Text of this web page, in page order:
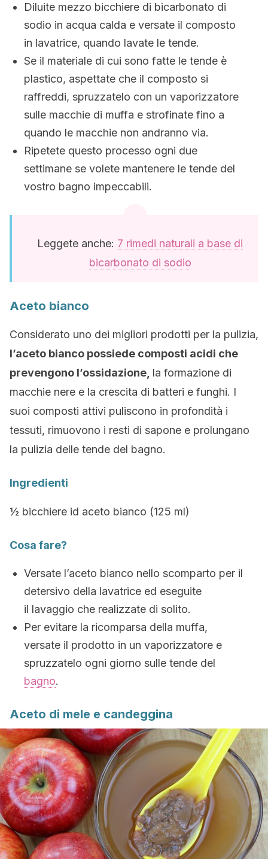
Diluite mezzo bicchiere di bicarbonato di
sodio in acqua calda e versate il composto
in lavatrice, quando lavate le tende.
Se il materiale di cui sono fatte le tende è
plastico, aspettate che il composto si
raffreddi, spruzzatelo con un vaporizzatore
sulle macchie di muffa e strofinate fino a
quando le macchie non andranno via.
Ripetete questo processo ogni due
settimane se volete mantenere le tende del
vostro bagno impeccabili.
Leggete anche: 7 rimedi naturali a base di
bicarbonato di sodio
Aceto bianco
Considerato uno dei migliori prodotti per la pulizia,
l’aceto bianco possiede composti acidi che
prevengono l’ossidazione, la formazione di
macchie nere e la crescita di batteri e funghi. I
suoi composti attivi puliscono in profondità i
tessuti, rimuovono i resti di sapone e prolungano
la pulizia delle tende del bagno.
Ingredienti
½ bicchiere id aceto bianco (125 ml)
Cosa fare?
Versate l’aceto bianco nello scomparto per il
detersivo della lavatrice ed eseguite
il lavaggio che realizzate di solito.
Per evitare la ricomparsa della muffa,
versate il prodotto in un vaporizzatore e
spruzzatelo ogni giorno sulle tende del
bagno.
Aceto di mele e candeggina